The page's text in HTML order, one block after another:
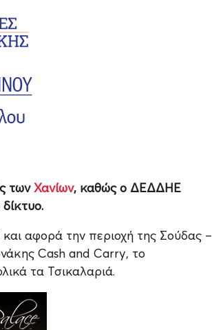
τωνΧανίων, καθώς ο ΔΕΔΔΗΕ
αφορά την περιοχή της Σούδας –
Cash and Carry, το
τα Τσικαλαριά.